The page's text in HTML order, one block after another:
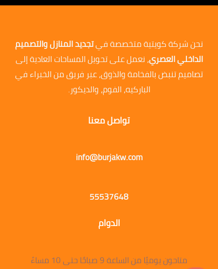
نحن شركة كويتية متخصصة فيتجديد المنازل والتصميم
الداخلي العصري، نعمل على تحويل المساحات العادية إلى
تصاميم تنبض بالفخامة والذوق، عبر فريق من الخبراء في
الباركيه، الفوم، والديكور.
تواصل معنا
info@burjakw.com
55537648
الدوام
متاحون يوميًا من الساعة 9 صباحًا حتى 10 مساءً